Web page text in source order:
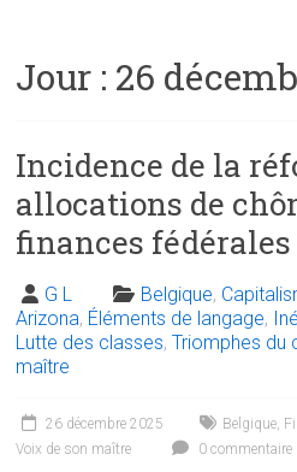
Jour : 26
Incidence de la
allocations de
finances fédérales
G L Belgique,
Arizona, Éléments de langage,
Lutte des classes,Triomphes du
maître
26 décembre 2025 Belgique,
Voix de son maître
0 commentaire